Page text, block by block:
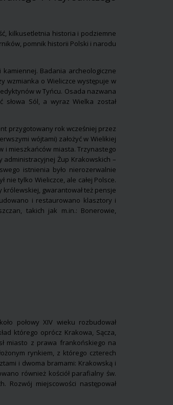
kilkusetletnia historia i podziemne
pomnik historii Polski i narodu
Badania archeologiczne
wzmianka o Wieliczce występuje w
w Tyńcu. Osada nazwana
słowa Sól, a wyraz Wielka został
przygotowany rok wcześniej przez
wójtami) założyć w Wielikiej
i mieszkańców miasta. Trzynastego
administracyjnej Żup Krakowskich –
istnienia było nierozerwalnie
nie tylko Wieliczce, ale całej Polsce.
gwarantował też pensje
i restaurowano klasztory i
takich jak m.in.: Bonerowie,
połowy XIV wieku rozbudował
którego oprócz Krakowa, Sącza,
miasto z prawa frankońskiego na
rynkiem, z którego czterech
i dwoma bramami: Krakowską i
również kościół parafialny św.
Rozwój miejscowości następował